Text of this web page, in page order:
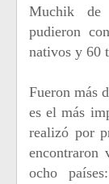
Muchik de
pudieron
nativos y 60
Fueron más
es el más
realizó por
encontraron
ocho